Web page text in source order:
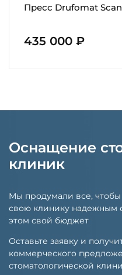
Пресс Drufomat Scan
435 000 ₽
Оснащение
клиник
Мы продумали все,
свою клинику надежным
этом свой бюджет
Оставьте заявку и
коммерческого
стоматологической